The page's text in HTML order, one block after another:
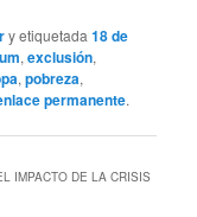
y etiquetada18 de
,exclusión,
,pobreza,
permanente.
IMPACTO DE LA CRISIS